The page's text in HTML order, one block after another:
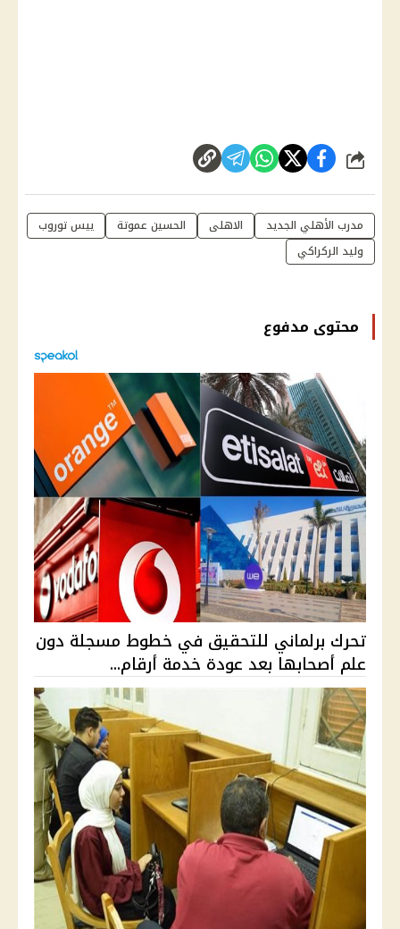
شارك
مدرب الأهلي الجديد الاهلى الحسين عموتة
ييس توروب
وليد الركراكي
محتوى مدفوع
تحرك برلماني للتحقيق في خطوط مسجلة دون
علم أصحابها بعد عودة خدمة أرقام...